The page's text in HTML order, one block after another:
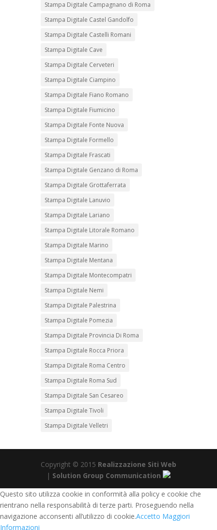
Stampa Digitale Campagnano di Roma
Stampa Digitale Castel Gandolfo
Stampa Digitale Castelli Romani
Stampa Digitale Cave
Stampa Digitale Cerveteri
Stampa Digitale Ciampino
Stampa Digitale Fiano Romano
Stampa Digitale Fiumicino
Stampa Digitale Fonte Nuova
Stampa Digitale Formello
Stampa Digitale Frascati
Stampa Digitale Genzano di Roma
Stampa Digitale Grottaferrata
Stampa Digitale Lanuvio
Stampa Digitale Lariano
Stampa Digitale Litorale Romano
Stampa Digitale Marino
Stampa Digitale Mentana
Stampa Digitale Montecompatri
Stampa Digitale Nemi
Stampa Digitale Palestrina
Stampa Digitale Pomezia
Stampa Digitale Provincia Di Roma
Stampa Digitale Rocca Priora
Stampa Digitale Roma Centro
Stampa Digitale Roma Sud
Stampa Digitale San Cesareo
Stampa Digitale Tivoli
Stampa Digitale Velletri
Copyright © 2015 Realizzazione Siti Web
| Solution Group Communication
Questo sito utilizza cookie in conformità alla policy e cookie che
rientrano nella responsabilità di terze parti. Proseguendo nella
navigazione acconsenti all’utilizzo di cookie.Accetto Maggiori
Informazioni